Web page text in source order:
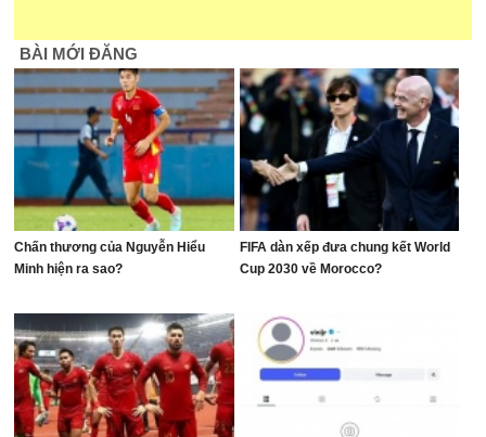
BÀI MỚI ĐĂNG
Chấn thương của Nguyễn Hiểu
Minh hiện ra sao?
FIFA dàn xếp đưa chung kết World
Cup 2030 về Morocco?